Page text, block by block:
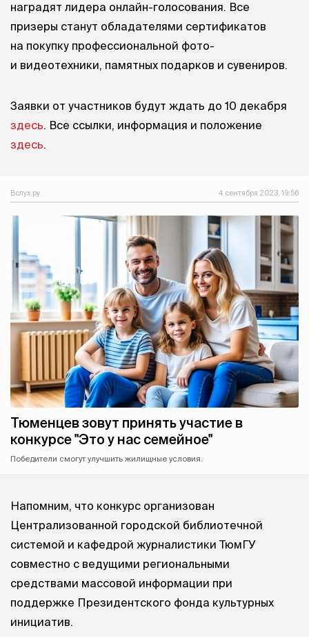
наградят лидера онлайн-голосования. Все
призеры станут обладателями сертификатов
на покупку профессиональной фото-
и видеотехники, памятных подарков и сувениров.
Заявки от участников будут ждать до 10 декабря
здесь. Все ссылки, информация и положение
здесь.
Вслух.ру 4 сентября 2023, 19:56
Тюменцев зовут принять участие в
конкурсе "Это у нас семейное"
Победители смогут улучшить жилищные условия.
Напомним, что конкурс организован
Централизованной городской библиотечной
системой и кафедрой журналистики ТюмГУ
совместно с ведущими региональными
средствами массовой информации при
поддержке Президентского фонда культурных
инициатив.